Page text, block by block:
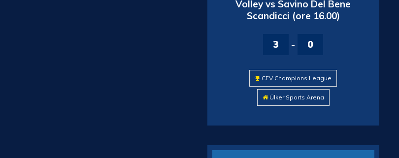
Volley vs Savino Del Bene
Scandicci (ore 16.00)
3 - 0
CEV Champions League
Ülker Sports Arena